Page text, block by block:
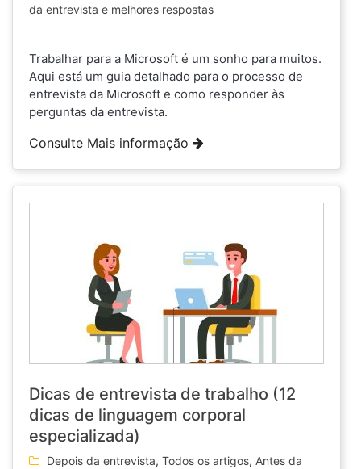
da entrevista e melhores respostas
Trabalhar para a Microsoft é um sonho para muitos.
Aqui está um guia detalhado para o processo de
entrevista da Microsoft e como responder às
perguntas da entrevista.
Consulte Mais informação
Dicas de entrevista de trabalho (12
dicas de linguagem corporal
especializada)
Depois da entrevista, Todos os artigos, Antes da